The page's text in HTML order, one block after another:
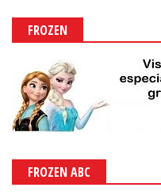
FROZEN
FROZEN ABC